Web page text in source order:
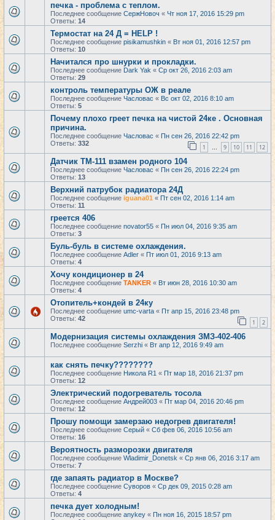
печка - проблема с теплом.
Последнее сообщение СержНовоч « Чт ноя 17, 2016 15:29 pm
Ответы: 14
Термостат на 24 Д = HELP !
Последнее сообщение pisikamushkin « Вт ноя 01, 2016 12:57 pm
Ответы: 10
Начитался про шнурки и прокладки.
Последнее сообщение Dark Yak « Ср окт 26, 2016 2:03 am
Ответы: 29
контроль температуры ОЖ в реале
Последнее сообщение Часловас « Вс окт 02, 2016 8:10 am
Ответы: 5
Почему плохо греет печка на чистой 24ке . Основная
причина.
Последнее сообщение Часловас « Пн сен 26, 2016 22:42 pm
Ответы: 332 1 … 9 10 11 12
Датчик ТМ-111 взамен родного 104
Последнее сообщение Часловас « Пн сен 26, 2016 22:24 pm
Ответы: 13
Верхний патрубок радиатора 24Д
Последнее сообщение iguana01 « Пт сен 02, 2016 1:14 am
Ответы: 11
греется 406
Последнее сообщение novator55 « Пн июл 04, 2016 9:35 am
Ответы: 3
Буль-буль в системе охлаждения.
Последнее сообщение Adler « Пт июл 01, 2016 9:13 am
Ответы: 4
Хочу кондиционер в 24
Последнее сообщение TANKER « Вт июн 28, 2016 10:30 am
Ответы: 4
Отопитель+кондей в 24ку
Последнее сообщение umc-varta « Пт апр 15, 2016 23:48 pm
Ответы: 42 1 2
Модернизация системы охлаждения ЗМЗ-402-406
Последнее сообщение Serzhi « Вт апр 12, 2016 9:49 am
как снять печку????????
Последнее сообщение Никола R1 « Пт мар 18, 2016 21:37 pm
Ответы: 12
Электрический подогреватель тосола
Последнее сообщение Андрей003 « Пт мар 04, 2016 20:46 pm
Ответы: 12
Прошу помощи замерзаю недогрев двигателя!
Последнее сообщение Серый « Сб фев 06, 2016 10:56 am
Ответы: 16
Вероятность разморозки двигателя
Последнее сообщение Wladimir_Donetsk « Ср янв 06, 2016 3:17 am
Ответы: 7
где запаять радиатор в Москве?
Последнее сообщение Суворов « Ср дек 09, 2015 0:28 am
Ответы: 4
печка дует холодным!
Последнее сообщение anykey « Пн ноя 16, 2015 18:57 pm